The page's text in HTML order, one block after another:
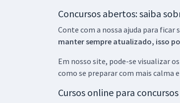
Concursos abertos: saiba
Conte com a nossa ajuda para ficar
manter sempre atualizado, isso
Em nosso site, pode-se visualizar
como se preparar com mais calma
Cursos online para concursos